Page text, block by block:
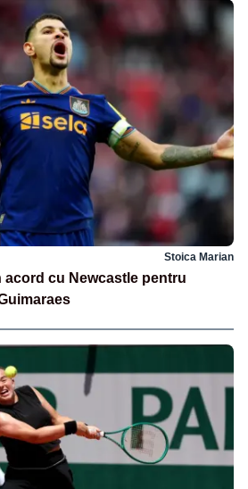
Stoica Marian
cu Newcastle pentru